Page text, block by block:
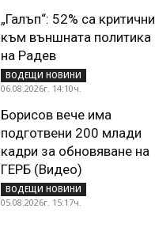
„Галъп“: 52% са критични
към външната политика
на Радев
ВОДЕЩИ НОВИНИ
06.08.2026г. 14:10ч.
Борисов вече има
подготвени 200 млади
кадри за обновяване на
ГЕРБ (Видео)
ВОДЕЩИ НОВИНИ
05.08.2026г. 15:17ч.